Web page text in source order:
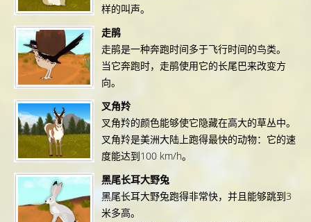
样的叫声。
走鹃
走鹃是一种奔跑时间多于飞行时间的鸟类。
当它奔跑时，走鹃使用它的长尾巴来改变方
向。
叉角羚
叉角羚的颜色能够使它隐藏在高大的草丛中。
叉角羚是美洲大陆上跑得最快的动物：它的速
度能达到100 km/h。
黑尾长耳大野兔
黑尾长耳大野兔跑得非常快，并且能够跳到3
米多高。